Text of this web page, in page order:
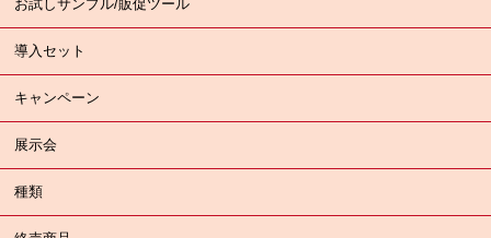
お試しサンプル/販促ツール
導入セット
キャンペーン
展示会
種類